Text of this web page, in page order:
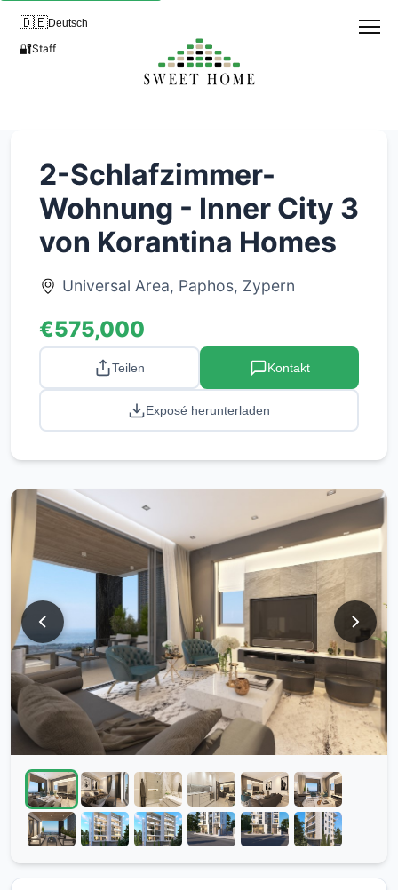
🇩🇪Deutsch
🔐Staff
2-Schlafzimmer-
Wohnung - Inner City 3
von Korantina Homes
Universal Area, Paphos, Zypern
€575,000
Teilen Kontakt
Exposé herunterladen